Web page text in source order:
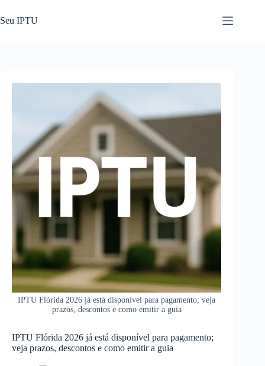
para
o
Seu IPTU
IPTU Flórida 2026 já está disponível para pagamento; veja
prazos, descontos e como emitir a guia
IPTU Flórida 2026 já está disponível para pagamento;
veja prazos, descontos e como emitir a guia